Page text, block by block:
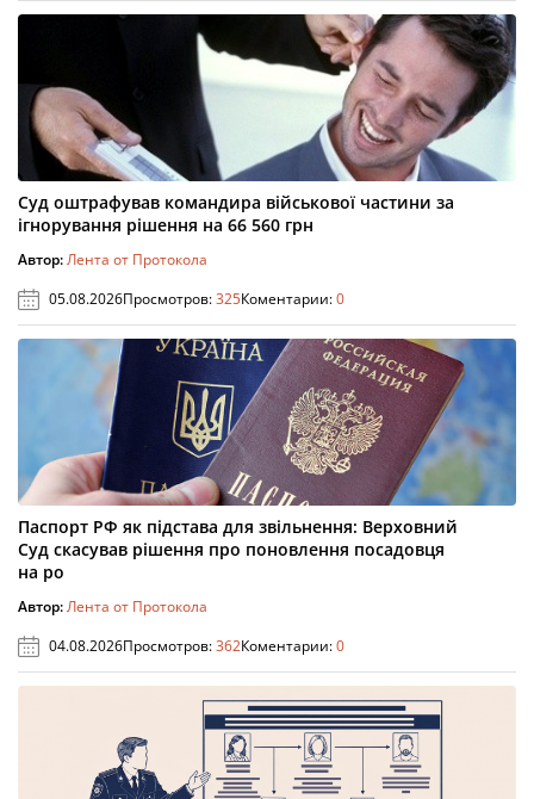
Суд оштрафував командира військової частини за
ігнорування рішення на 66 560 грн
Автор:Лента от Протокола
05.08.2026Просмотров:325Коментарии:0
Паспорт РФ як підстава для звільнення: Верховний
Суд скасував рішення про поновлення посадовця
на ро
Автор:Лента от Протокола
04.08.2026Просмотров:362Коментарии:0